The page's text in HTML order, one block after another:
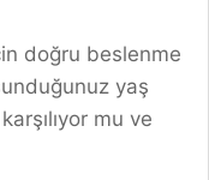
doğru beslenme
yaş
mu ve